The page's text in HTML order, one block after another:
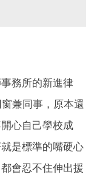
務所的新進律
兼同事，原本還
心自己學校成
是標準的嘴硬心
會忍不住伸出援